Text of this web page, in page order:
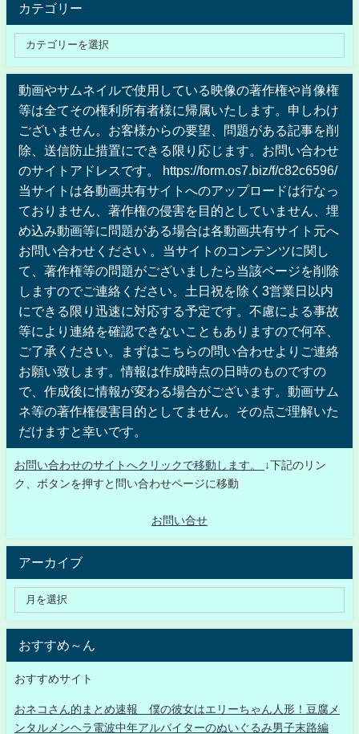
カテゴリー
動画やサムネイルで使用している映像の著作権や肖像権
等は全てその権利所有者様に帰属いたします。申しわけ
ございません。お客様からの要望、問題がある記事を削
除、送信防止措置にできる限り応じます。お問い合わせ
のサイトアドレスです。 https://form.os7.biz/f/c82c6596/
当サイトは各動画共有サイトへのアップロードは行なっ
ておりません、著作権の侵害を目的としていません、埋
め込み動画等に問題がある場合は各動画共有サイト元へ
お問い合わせください 。当サイトのコンテンツに関し
て、著作権等の問題がございましたら当該ページを削除
しますのでご連絡ください。土日祝を除く3営業日以内
にできる限り迅速に対応する予定です。不慮による事故
等により連絡を確認できないこともありますので何卒、
ご了承ください。まずはこちらの問い合わせよりご連絡
お願い致します。情報は作成時点の日時のものですの
で、作成後に情報が変わる場合がございます。動画サム
ネ等の著作権侵害目的としてません。その点ご理解いた
だけますと幸いです。
お問い合わせのサイトへクリックで移動します。
↓下記のリン
ク、ボタンを押すと問い合わせページに移動
お問い合せ
アーカイブ
おすすめ～ん
おすすめサイト
おネコさん的まとめ速報 僕の彼女はエリーちゃん人形！豆腐メ
ンタルメンヘラ電波中年アルバイターのぬいぐるみ男子末路編